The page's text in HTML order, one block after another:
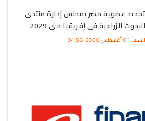
تجديد عضوية مصر بمجلس إدارة منتدى
البحوث الزراعية في إفريقيا حتى 2029
السبت 01 أغسطس 2026-04:56